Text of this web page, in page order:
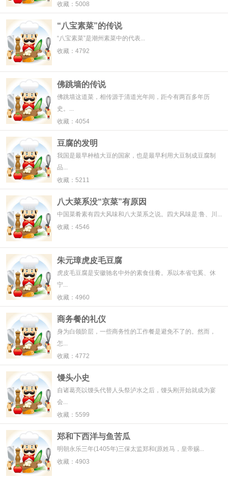
收藏：5008
“八宝素菜”的传说
“八宝素菜”是潮州素菜中的代表...
收藏：4792
佛跳墙的传说
佛跳墙这道菜，相传源于清道光年间，距今有两百多年历
史。...
收藏：4054
豆腐的发明
我国是最早种植大豆的国家，也是最早利用大豆制成豆腐制
品...
收藏：5211
八大菜系没“京菜”有原因
中国菜肴素有四大风味和八大菜系之说。四大风味是:鲁、川...
收藏：4546
朱元璋虎皮毛豆腐
虎皮毛豆腐是安徽驰名中外的素食佳肴。系以本省屯奚、休
宁...
收藏：4960
商务餐的礼仪
身为白领阶层，一些商务性的工作餐是避免不了的。然而，
怎...
收藏：4772
馒头小史
自诸葛亮以馒头代替人头祭泸水之后，馒头刚开始就成为宴
会...
收藏：5599
郑和下西洋与鱼苦瓜
明朝永乐三年(1405年)三保太监郑和(原姓马，皇帝赐...
收藏：4903